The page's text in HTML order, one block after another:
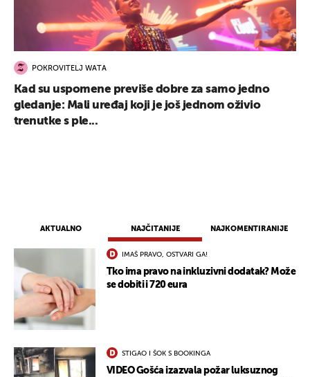
AKTUALNO NAJČITANIJE NAJKOMENTIRANIJE
IMAŠ PRAVO, OSTVARI GA!
Tko ima pravo na inkluzivni dodatak? Može
se dobiti i 720 eura
STIGAO I ŠOK S BOOKINGA
VIDEO Gošća izazvala požar luksuznog
POKROVITELJ WATA
Kad su uspomene previše dobre za samo jedno
gledanje: Mali uređaj koji je još jednom oživio
trenutke s ple...UKLJUČITE NOTIFIKACIJE